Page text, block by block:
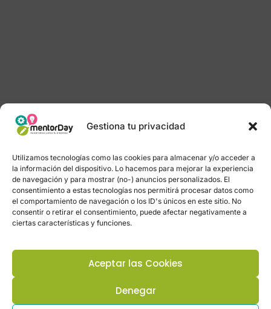
Gestiona tu privacidad
Utilizamos tecnologías como las cookies para almacenar y/o acceder a
la información del dispositivo. Lo hacemos para mejorar la experiencia
de navegación y para mostrar (no-) anuncios personalizados. El
consentimiento a estas tecnologías nos permitirá procesar datos como
el comportamiento de navegación o los ID's únicos en este sitio. No
consentir o retirar el consentimiento, puede afectar negativamente a
ciertas características y funciones.
Aceptar las Cookies
Denegar